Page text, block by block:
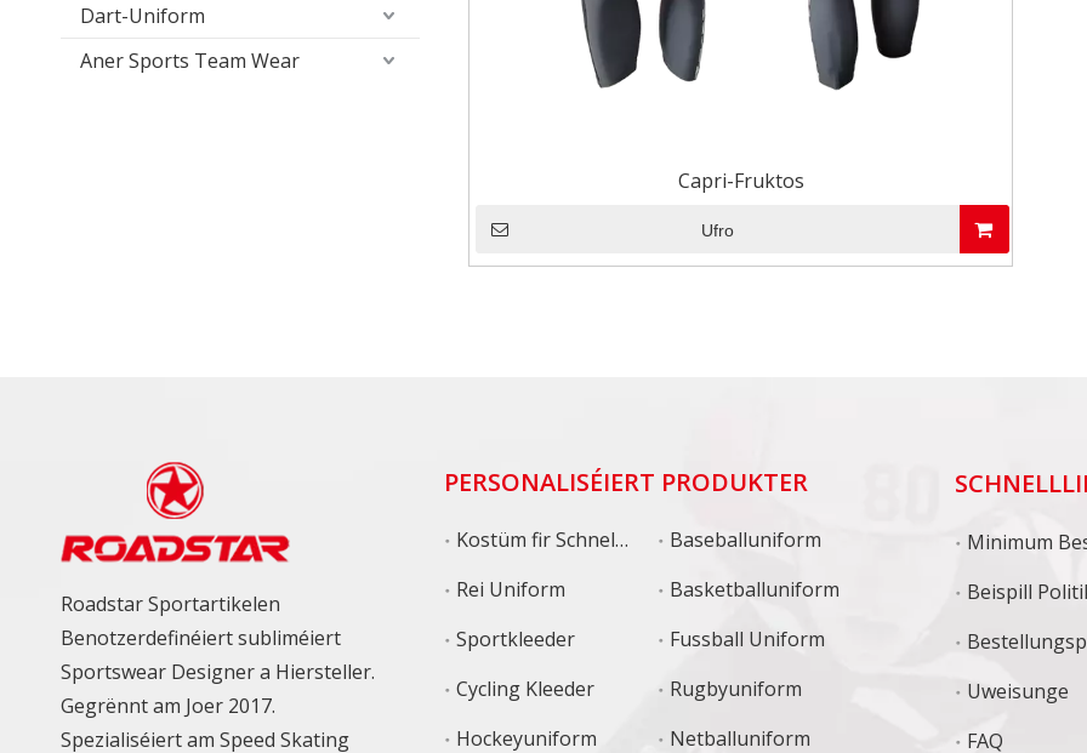
Dart-Uniform
Aner Sports Team Wear
Capri-Fruktos
Ufro
Roadstar Sportartikelen
Benotzerdefinéiert subliméiert
Sportswear Designer a Hiersteller.
Gegrënnt am Joer 2017.
Spezialiséiert am Speed ​​Skating
PERSONALISÉIERT PRODUKTER
Kostüm fir Schnelllafen
Rei Uniform
Sportkleeder
Cycling Kleeder
Hockeyuniform
Baseballuniform
Basketballuniform
Fussball Uniform
Rugbyuniform
Netballuniform
Beispill
Uweisunge
FAQ